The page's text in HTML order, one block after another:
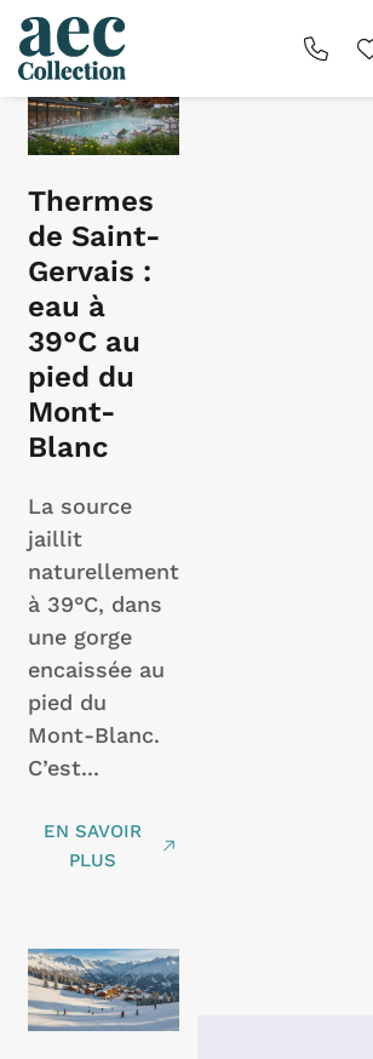
Blog
Thermes
de Saint-
Gervais :
eau à
39°C au
pied du
Mont-
Blanc
La source
jaillit
naturellement
à 39°C, dans
une gorge
encaissée au
pied du
Mont-Blanc.
C’est...
EN SAVOIR
PLUS